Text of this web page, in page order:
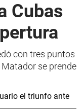
Cubas
con tres puntos
se prende